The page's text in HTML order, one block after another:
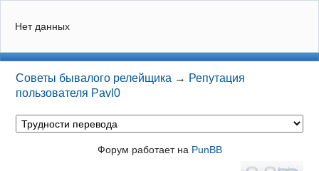
Нет данных
Советы бывалого релейщика → Репутация
пользователя Pavl0
Форум работает на PunBB